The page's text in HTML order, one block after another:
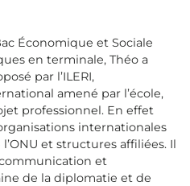
Économique et Sociale
en terminale, Théo a
par l’ILERI,
amené par l’école,
professionnel. En effet
internationales
et structures affiliées. Il
et
de la diplomatie et de